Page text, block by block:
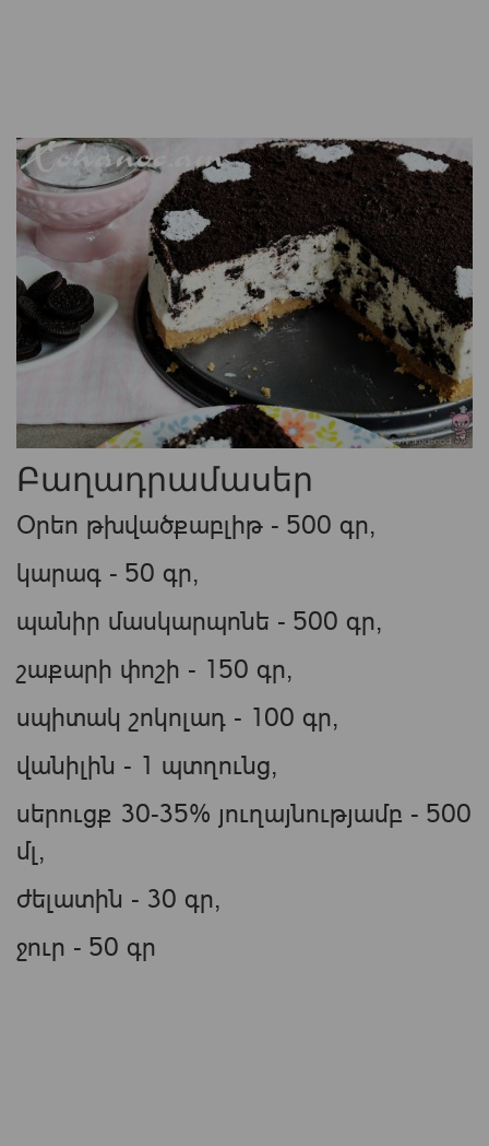
Բաղադրամասեր
Օրեո թխվածքաբլիթ - 500 գր,
կարագ - 50 գր,
պանիր մասկարպոնե - 500 գր,
շաքարի փոշի - 150 գր,
սպիտակ շոկոլադ - 100 գր,
վանիլին - 1 պտղունց,
սերուցք 30-35% յուղայնությամբ - 500
մլ,
ժելատին - 30 գր,
ջուր - 50 գր